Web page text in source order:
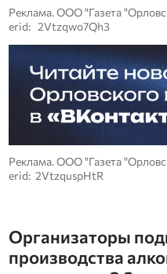
Реклама. ООО "Газета
erid: 2Vtzqwo7Qh3
Реклама. ООО "Газета
erid: 2VtzquspHtR
Организаторы
производства